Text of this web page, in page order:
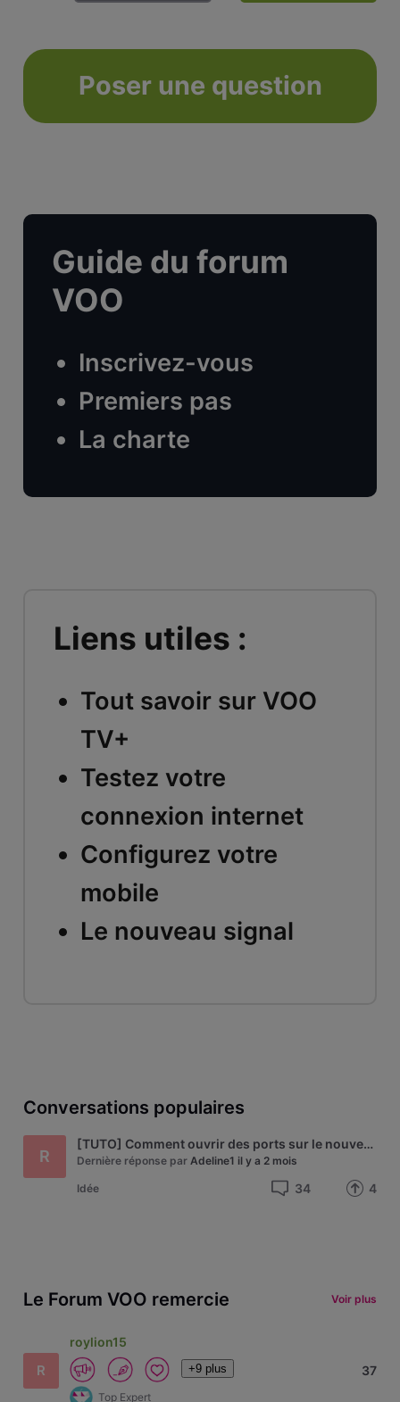
Poser une question
Guide du forum
VOO
Inscrivez-vous
Premiers pas
La charte
Liens utiles :
Tout savoir sur VOO
TV+
Testez votre
connexion internet
Configurez votre
mobile
Le nouveau signal
Conversations populaires
R
[TUTO] Comment ouvrir des ports sur le nouveau modem Technicolor de VOO - modèle CGA4233
Dernière réponse par Adeline1 il y a 2 mois
Idée 34 4
Le Forum VOO remercie Voir plus
R
roylion15
+9 plus
Top Expert
37